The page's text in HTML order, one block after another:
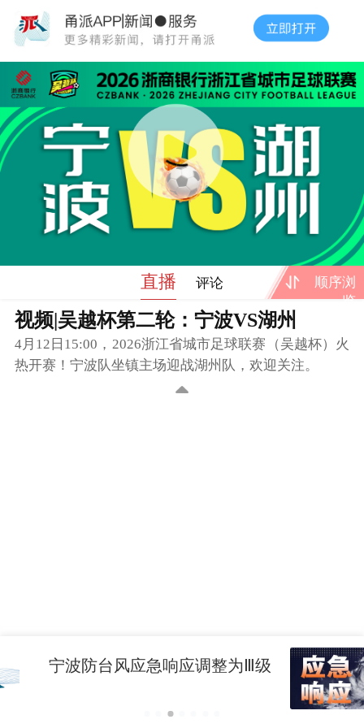
直播 评论
顺序浏
览
视频|吴越杯第二轮：宁波VS湖州
4月12日15:00，2026浙江省城市足球联赛（吴越杯）火
热开赛！宁波队坐镇主场迎战湖州队，欢迎关注。
宁波防台风应急响应调整为Ⅲ级